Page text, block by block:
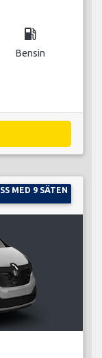
local_gas_station
Bensin
MED 9 SÄTEN